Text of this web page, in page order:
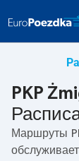
PKP
Маршруты